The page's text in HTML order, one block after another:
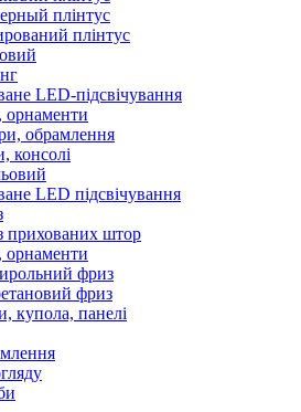
плінтус
плінтус
LED-підсвічування
обрамлення
консолі
LED підсвічування
прихованих штор
фриз
фриз
купола, панелі